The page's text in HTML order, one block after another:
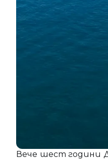
Вече шест години